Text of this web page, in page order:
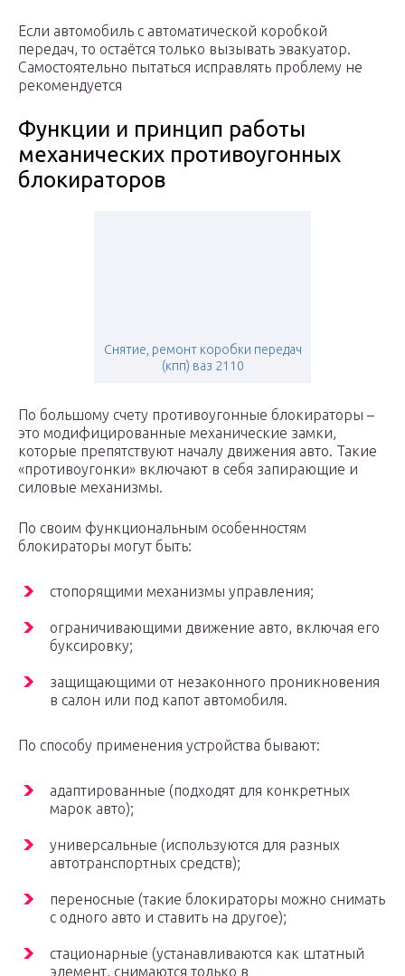
Если автомобиль с автоматической коробкой
передач, то остаётся только вызывать эвакуатор.
Самостоятельно пытаться исправлять проблему не
рекомендуется
Функции и принцип работы
механических противоугонных
блокираторов
Снятие, ремонт коробки передач
(кпп) ваз 2110
По большому счету противоугонные блокираторы –
это модифицированные механические замки,
которые препятствуют началу движения авто. Такие
«противоугонки» включают в себя запирающие и
силовые механизмы.
По своим функциональным особенностям
блокираторы могут быть:
стопорящими механизмы управления;
ограничивающими движение авто, включая его
буксировку;
защищающими от незаконного проникновения
в салон или под капот автомобиля.
По способу применения устройства бывают:
адаптированные (подходят для конкретных
марок авто);
универсальные (используются для разных
автотранспортных средств);
переносные (такие блокираторы можно снимать
с одного авто и ставить на другое);
стационарные (устанавливаются как штатный
элемент, снимаются только в